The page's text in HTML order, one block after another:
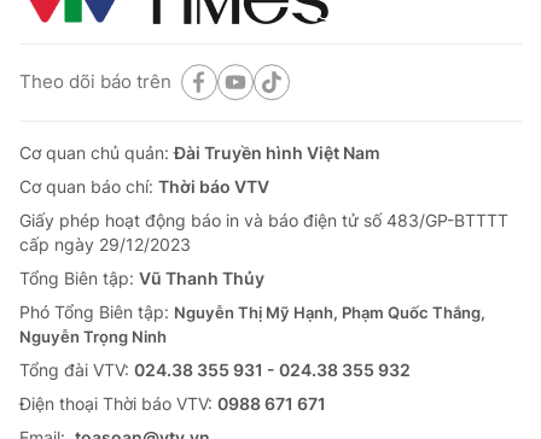
Theo dõi báo trên
Cơ quan chủ quản:Đài Truyền hình Việt Nam
Cơ quan báo chí: Thời báo VTV
Giấy phép hoạt động báo in và báo điện tử số 483/GP-BTTTT
cấp ngày 29/12/2023
Tổng Biên tập: Vũ Thanh Thủy
Phó Tổng Biên tập: Nguyễn Thị Mỹ Hạnh, Phạm Quốc Thắng,
Nguyễn Trọng Ninh
Tổng đài VTV: 024.38 355 931 - 024.38 355 932
Ðiện thoại Thời báo VTV: 0988 671 671